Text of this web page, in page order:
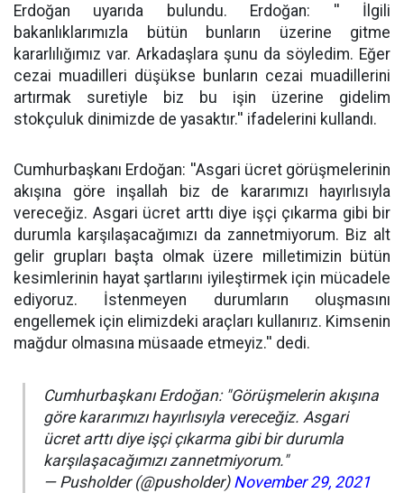
Erdoğan uyarıda bulundu. Erdoğan: '' İlgili
bakanlıklarımızla bütün bunların üzerine gitme
kararlılığımız var. Arkadaşlara şunu da söyledim. Eğer
cezai muadilleri düşükse bunların cezai muadillerini
artırmak suretiyle biz bu işin üzerine gidelim
stokçuluk dinimizde de yasaktır.'' ifadelerini kullandı.
Cumhurbaşkanı Erdoğan: ''Asgari ücret görüşmelerinin
akışına göre inşallah biz de kararımızı hayırlısıyla
vereceğiz. Asgari ücret arttı diye işçi çıkarma gibi bir
durumla karşılaşacağımızı da zannetmiyorum. Biz alt
gelir grupları başta olmak üzere milletimizin bütün
kesimlerinin hayat şartlarını iyileştirmek için mücadele
ediyoruz. İstenmeyen durumların oluşmasını
engellemek için elimizdeki araçları kullanırız. Kimsenin
mağdur olmasına müsaade etmeyiz.'' dedi.
Cumhurbaşkanı Erdoğan: "Görüşmelerin akışına
göre kararımızı hayırlısıyla vereceğiz. Asgari
ücret arttı diye işçi çıkarma gibi bir durumla
karşılaşacağımızı zannetmiyorum."
— Pusholder (@pusholder) November 29, 2021